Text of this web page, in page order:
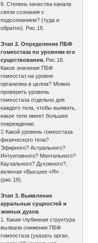
9. Степень качества канала
связи сознания с
подсознанием? (туда и
обратно). Рис.18.
Этап 2. Определение ПБФ
гомеостаза по уровням его
существования. Рис.18.
Какое значение ПБФ
гомеостаз на уровне
организма в целом? Можно
проверить уровень
гомеостаза отдельно для
каждого тела, чтобы выявить,
какое тело имеет большее
повреждение.
 Какой уровень гомеостаза
физического тела?
Эфирного? Астрального?
Интуитивного? Ментального?
Каузального? Духовного?,
включая «Высшее «Я»
(рис.18).
Этап 3. Выявление
ауральных сущностей и
земных духов
1. Какая глубинная структура
вызвала снижение ПБФ
гомеостаза (указать орган,